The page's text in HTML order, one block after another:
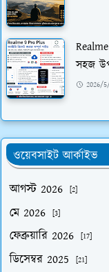
সহজ
2026/
ওয়েবসাইট আর্কাইভ
আগস্ট 2026
[2]
মে 2026 [3]
ফেব্রুয়ারি 2026 [17]
ডিসেম্বর 2025 [21]